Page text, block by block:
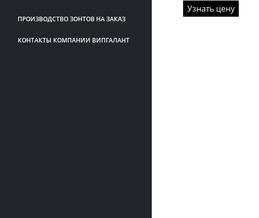
ПРОИЗВОДСТВО ЗОНТОВ НА ЗАКАЗ
КОНТАКТЫ КОМПАНИИ ВИПГАЛАНТ
Узнать цену